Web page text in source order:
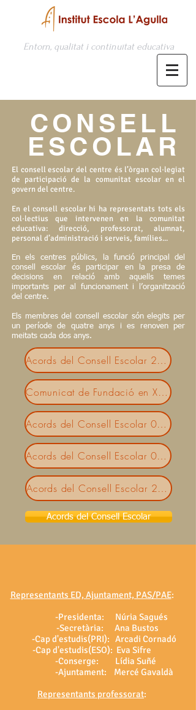
Entorn, qualitat i continuïtat educativa
CONSELL
ESCOLAR
El consell escolar del centre és l’òrgan col·legiat
de participació de la comunitat escolar en el
govern del centre.
En el consell escolar hi ha representats tots els
col·lectius que intervenen en la comunitat
educativa: direcció, professorat, alumnat,
personal d’administració i serveis, famílies...
En els centres públics, la funció principal del
consell escolar és participar en la presa de
decisions en relació amb aquells temes
importants per al funcionament i l’organització
del centre.
Els membres del consell escolar són elegits per
un període de quatre anys i es renoven per
meitats cada dos anys.
Acords del Consell Escolar 28-01-2026
Comunicat de Fundació en Xarxa 28-01-2026
Acords del Consell Escolar 04-03-2026
Acords del Consell Escolar 01-06-2026
Acords del Consell Escolar 29-06-2026
Acords del Consell Escolar
Representants ED, Ajuntament, PAS/PAE:
-Presidenta: Núria Sagués
-Secretària: Ana Bustos
-Cap d'estudis(PRI): Arcadi Cornadó
-Cap d'estudis(ESO): Eva Sifre
-Conserge: Lídia Suñé
-Ajuntament: Mercé Gavaldà
Representants professorat: